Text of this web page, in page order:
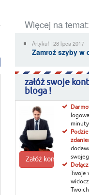
Więcej na temat:
Artykuł | 28 lipca 2017
Zamroź szyby w
załóż swoje
bloga !
Załóż konto